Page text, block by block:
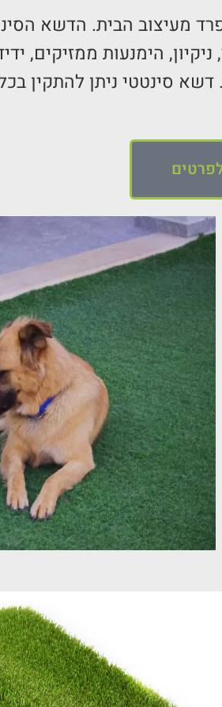
מעיצוב הבית. הדשא
הימנעות ממזיקים,
סינטטי ניתן להתקין